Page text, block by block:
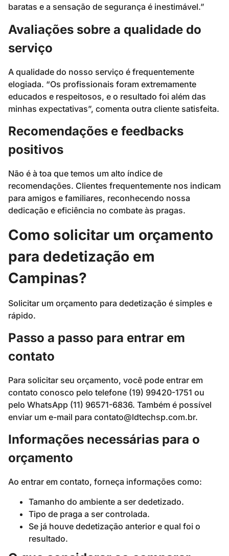
baratas e a sensação de segurança é inestimável.”
Avaliações sobre a qualidade do
serviço
A qualidade do nosso serviço é frequentemente
elogiada. “Os profissionais foram extremamente
educados e respeitosos, e o resultado foi além das
minhas expectativas”, comenta outra cliente satisfeita.
Recomendações e feedbacks
positivos
Não é à toa que temos um alto índice de
recomendações. Clientes frequentemente nos indicam
para amigos e familiares, reconhecendo nossa
dedicação e eficiência no combate às pragas.
Como solicitar um orçamento
para dedetização em
Campinas?
Solicitar um orçamento para dedetização é simples e
rápido.
Passo a passo para entrar em
contato
Para solicitar seu orçamento, você pode entrar em
contato conosco pelo telefone (19) 99420-1751 ou
pelo WhatsApp (11) 96571-6836. Também é possível
enviar um e-mail para contato@ldtechsp.com.br.
Informações necessárias para o
orçamento
Ao entrar em contato, forneça informações como:
Tamanho do ambiente a ser dedetizado.
Tipo de praga a ser controlada.
Se já houve dedetização anterior e qual foi o
resultado.